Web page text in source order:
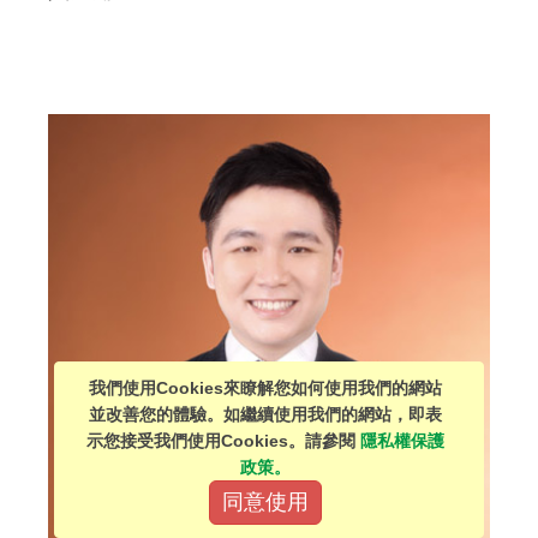
我們使用Cookies來瞭解您如何使用我們的網站
並改善您的體驗。如繼續使用我們的網站，即表
示您接受我們使用Cookies。請參閱 隱私權保護
政策。
同意使用